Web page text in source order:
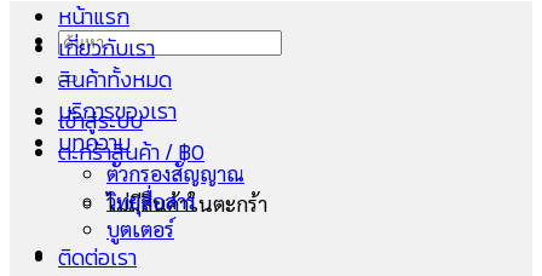
ค้นหา:
เข้าสู่ระบบ
ตะกร้าสินค้า /฿0
ไม่มีสินค้าในตะกร้า
หน้าแรก
เกี่ยวกับเรา
สินค้าทั้งหมด
บริการของเรา
บทความ
ตัวกรองสัญญาณ
วิทยุสื่อสาร
บูตเตอร์
ติดต่อเรา